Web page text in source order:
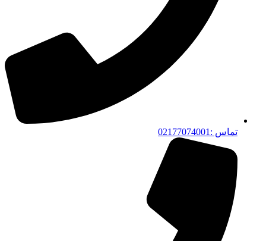
تماس :02177074001